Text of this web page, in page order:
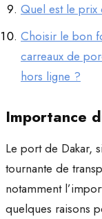
Quel est le prix
Choisir le bon
carreaux de
hors ligne ?
Importance
Le port de Dakar,
tournante de
notamment
quelques raisons